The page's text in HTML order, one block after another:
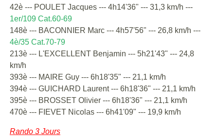
42è --- POULET Jacques --- 4h14'36" --- 31,3 km/h ---
1er/109 Cat.60-69
148è --- BACONNIER Marc --- 4h57'56" --- 26,8 km/h ---
4è/35 Cat.70-79
213è --- L'EXCELLENT Benjamin --- 5h21'43" --- 24,8
km/h
393è --- MAIRE Guy --- 6h18'35" --- 21,1 km/h
394è --- GUICHARD Laurent --- 6h18'36" --- 21,1 km/h
395è --- BROSSET Olivier --- 6h18'36" --- 21,1 km/h
470è --- FIEVET Nicolas --- 6h41'09" --- 19,9 km/h
Rando 3 Jours